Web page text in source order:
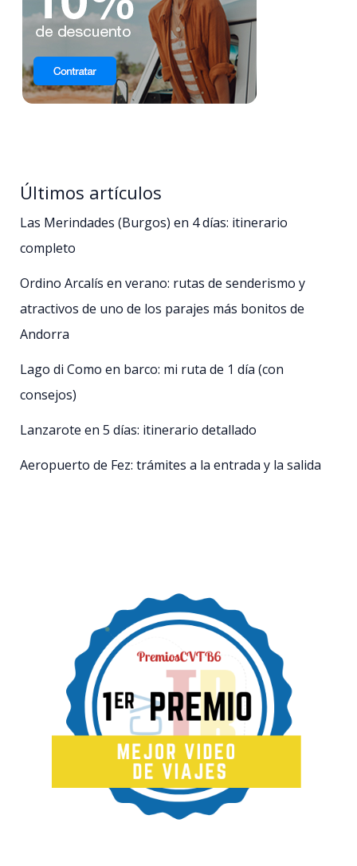
Últimos artículos
Las Merindades (Burgos) en 4 días: itinerario
completo
Ordino Arcalís en verano: rutas de senderismo y
atractivos de uno de los parajes más bonitos de
Andorra
Lago di Como en barco: mi ruta de 1 día (con
consejos)
Lanzarote en 5 días: itinerario detallado
Aeropuerto de Fez: trámites a la entrada y la salida